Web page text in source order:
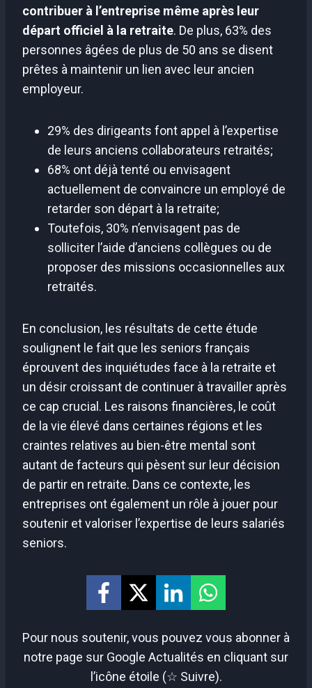
contribuer à l’entreprise même après leur
départ officiel à la retraite. De plus, 63% des
personnes âgées de plus de 50 ans se disent
prêtes à maintenir un lien avec leur ancien
employeur.
29% des dirigeants font appel à l’expertise
de leurs anciens collaborateurs retraités;
68% ont déjà tenté ou envisagent
actuellement de convaincre un employé de
retarder son départ à la retraite;
Toutefois, 30% n’envisagent pas de
solliciter l’aide d’anciens collègues ou de
proposer des missions occasionnelles aux
retraités.
En conclusion, les résultats de cette étude
soulignent le fait que les seniors français
éprouvent des inquiétudes face à la retraite et
un désir croissant de continuer à travailler après
ce cap crucial. Les raisons financières, le coût
de la vie élevé dans certaines régions et les
craintes relatives au bien-être mental sont
autant de facteurs qui pèsent sur leur décision
de partir en retraite. Dans ce contexte, les
entreprises ont également un rôle à jouer pour
soutenir et valoriser l’expertise de leurs salariés
seniors.
Pour nous soutenir, vous pouvez vous abonner à
notre page sur Google Actualités en cliquant sur
l’icône étoile (☆ Suivre).